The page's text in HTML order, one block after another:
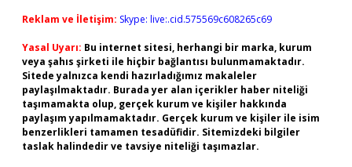
Reklam ve İletişim: Skype: live:.cid.575569c608265c69
Yasal Uyarı: Bu internet sitesi, herhangi bir marka, kurum
veya şahıs şirketi ile hiçbir bağlantısı bulunmamaktadır.
Sitede yalnızca kendi hazırladığımız makaleler
paylaşılmaktadır. Burada yer alan içerikler haber niteliği
taşımamakta olup, gerçek kurum ve kişiler hakkında
paylaşım yapılmamaktadır. Gerçek kurum ve kişiler ile isim
benzerlikleri tamamen tesadüfidir. Sitemizdeki bilgiler
taslak halindedir ve tavsiye niteliği taşımazlar.